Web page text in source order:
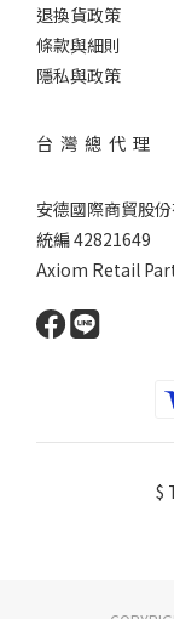
退換貨政策
條款與細則
隱私與政策
台 灣 總 代 理
安德國際商貿股
統編 42821649
Axiom Retail
$